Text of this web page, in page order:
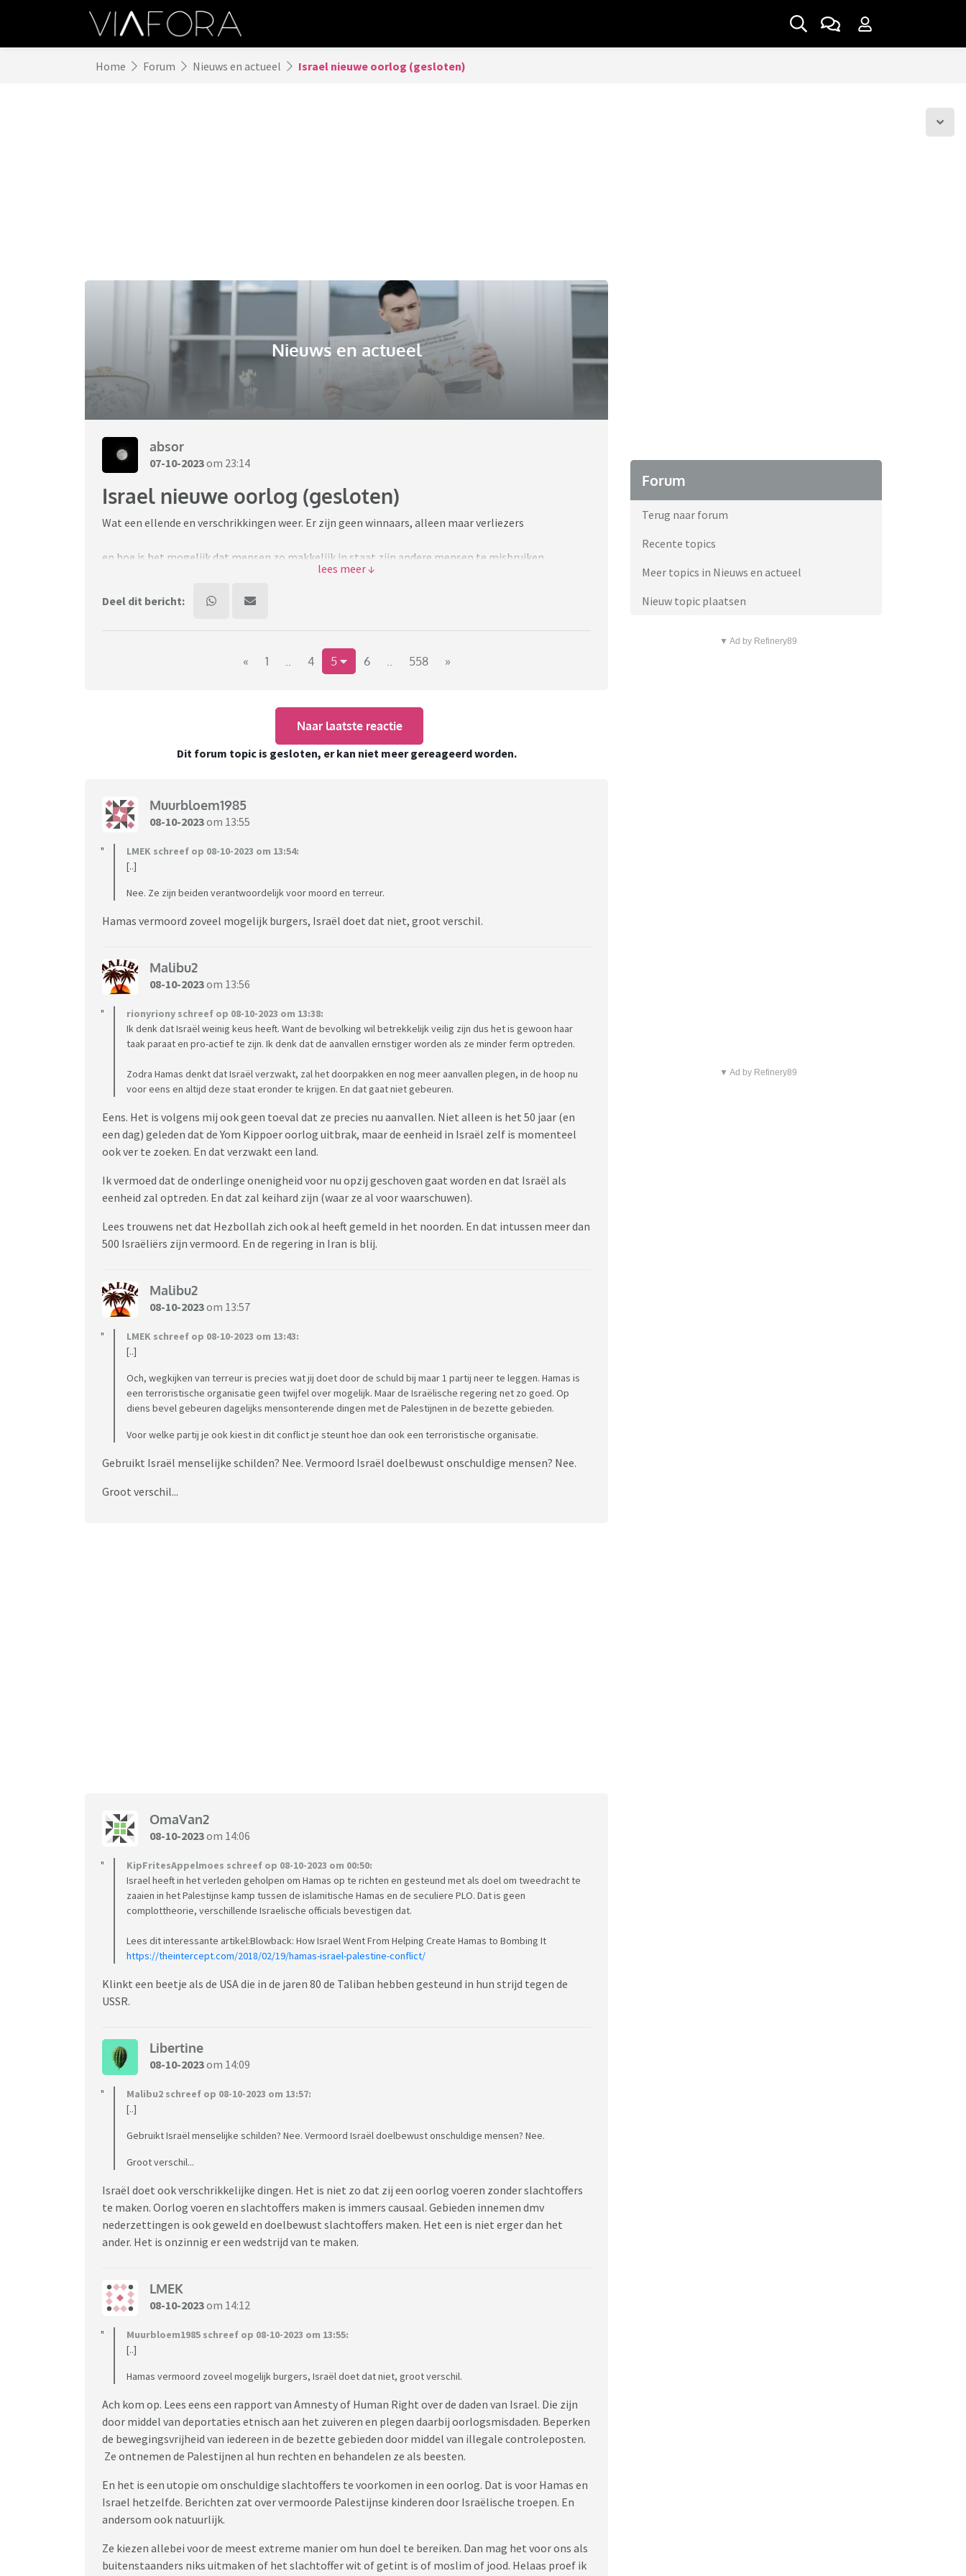
Home Forum Nieuws en actueel Israel nieuwe oorlog (gesloten)
Nieuws en actueel
absor
07-10-2023om 23:14
Israel nieuwe oorlog (gesloten)
Wat een ellende en verschrikkingen weer. Er zijn geen winnaars, alleen maar verliezers
en hoe is het mogelijk dat mensen zo makkelijk in staat zijn andere mensen te misbruiken,
Deel dit bericht:
« 1 .. 4 5 6 .. 558 »
Naar laatste reactie
Dit forum topic is gesloten, er kan niet meer gereageerd worden.
Muurbloem1985
08-10-2023om 13:55
LMEK schreef op 08-10-2023 om 13:54:
[..]
Nee. Ze zijn beiden verantwoordelijk voor moord en terreur.
Hamas vermoord zoveel mogelijk burgers, Israël doet dat niet, groot verschil.
Malibu2
08-10-2023om 13:56
rionyriony schreef op 08-10-2023 om 13:38:
Ik denk dat Israël weinig keus heeft. Want de bevolking wil betrekkelijk veilig zijn dus het is gewoon haar
taak paraat en pro-actief te zijn. Ik denk dat de aanvallen ernstiger worden als ze minder ferm optreden.
Zodra Hamas denkt dat Israël verzwakt, zal het doorpakken en nog meer aanvallen plegen, in de hoop nu
voor eens en altijd deze staat eronder te krijgen. En dat gaat niet gebeuren.
Eens. Het is volgens mij ook geen toeval dat ze precies nu aanvallen. Niet alleen is het 50 jaar (en
een dag) geleden dat de Yom Kippoer oorlog uitbrak, maar de eenheid in Israël zelf is momenteel
ook ver te zoeken. En dat verzwakt een land.
Ik vermoed dat de onderlinge onenigheid voor nu opzij geschoven gaat worden en dat Israël als
eenheid zal optreden. En dat zal keihard zijn (waar ze al voor waarschuwen).
Lees trouwens net dat Hezbollah zich ook al heeft gemeld in het noorden. En dat intussen meer dan
500 Israëliërs zijn vermoord. En de regering in Iran is blij.
Malibu2
08-10-2023om 13:57
LMEK schreef op 08-10-2023 om 13:43:
[..]
Och, wegkijken van terreur is precies wat jij doet door de schuld bij maar 1 partij neer te leggen. Hamas is
een terroristische organisatie geen twijfel over mogelijk. Maar de Israëlische regering net zo goed. Op
diens bevel gebeuren dagelijks mensonterende dingen met de Palestijnen in de bezette gebieden.
Voor welke partij je ook kiest in dit conflict je steunt hoe dan ook een terroristische organisatie.
Gebruikt Israël menselijke schilden? Nee. Vermoord Israël doelbewust onschuldige mensen? Nee.
Groot verschil...
OmaVan2
08-10-2023om 14:06
KipFritesAppelmoes schreef op 08-10-2023 om 00:50:
Israel heeft in het verleden geholpen om Hamas op te richten en gesteund met als doel om tweedracht te
zaaien in het Palestijnse kamp tussen de islamitische Hamas en de seculiere PLO. Dat is geen
complottheorie, verschillende Israelische officials bevestigen dat.
Lees dit interessante artikel:Blowback: How Israel Went From Helping Create Hamas to Bombing It
https://theintercept.com/2018/02/19/hamas-israel-palestine-conflict/
Klinkt een beetje als de USA die in de jaren 80 de Taliban hebben gesteund in hun strijd tegen de
USSR.
Libertine
08-10-2023om 14:09
Malibu2 schreef op 08-10-2023 om 13:57:
[..]
Gebruikt Israël menselijke schilden? Nee. Vermoord Israël doelbewust onschuldige mensen? Nee.
Groot verschil...
Israël doet ook verschrikkelijke dingen. Het is niet zo dat zij een oorlog voeren zonder slachtoffers
te maken. Oorlog voeren en slachtoffers maken is immers causaal. Gebieden innemen dmv
nederzettingen is ook geweld en doelbewust slachtoffers maken. Het een is niet erger dan het
ander. Het is onzinnig er een wedstrijd van te maken.
LMEK
08-10-2023om 14:12
Muurbloem1985 schreef op 08-10-2023 om 13:55:
[..]
Hamas vermoord zoveel mogelijk burgers, Israël doet dat niet, groot verschil.
Ach kom op. Lees eens een rapport van Amnesty of Human Right over de daden van Israel. Die zijn
door middel van deportaties etnisch aan het zuiveren en plegen daarbij oorlogsmisdaden. Beperken
de bewegingsvrijheid van iedereen in de bezette gebieden door middel van illegale controleposten.
Ze ontnemen de Palestijnen al hun rechten en behandelen ze als beesten.
En het is een utopie om onschuldige slachtoffers te voorkomen in een oorlog. Dat is voor Hamas en
Israel hetzelfde. Berichten zat over vermoorde Palestijnse kinderen door Israëlische troepen. En
andersom ook natuurlijk.
Ze kiezen allebei voor de meest extreme manier om hun doel te bereiken. Dan mag het voor ons als
buitenstaanders niks uitmaken of het slachtoffer wit of getint is of moslim of jood. Helaas proef ik
Forum
Terug naar forum
Recente topics
Meer topics in Nieuws en actueel
Nieuw topic plaatsen
▼ Ad by Refinery89
▼ Ad by Refinery89